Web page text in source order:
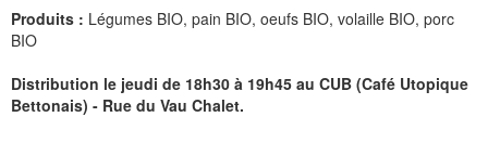
Produits : Légumes BIO, pain BIO, oeufs BIO, volaille BIO, porc
BIO
Distribution le jeudi de 18h30 à 19h45 au CUB (Café Utopique
Bettonais) - Rue du Vau Chalet.